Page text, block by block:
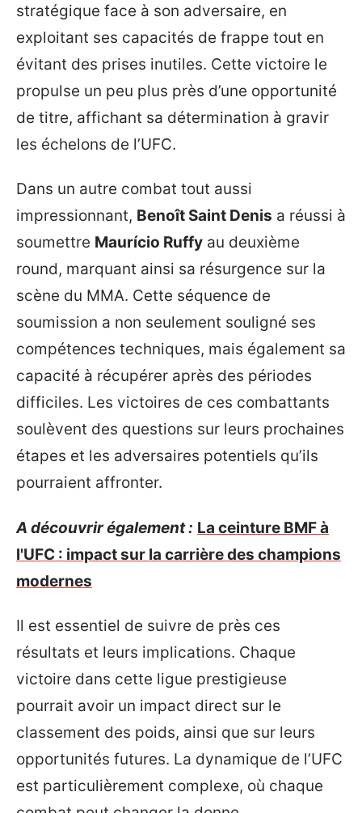
stratégique face à son adversaire, en
exploitant ses capacités de frappe tout en
évitant des prises inutiles. Cette victoire le
propulse un peu plus près d’une opportunité
de titre, affichant sa détermination à gravir
les échelons de l’UFC.
Dans un autre combat tout aussi
impressionnant, Benoît Saint Denis a réussi à
soumettre Maurício Ruffy au deuxième
round, marquant ainsi sa résurgence sur la
scène du MMA. Cette séquence de
soumission a non seulement souligné ses
compétences techniques, mais également sa
capacité à récupérer après des périodes
difficiles. Les victoires de ces combattants
soulèvent des questions sur leurs prochaines
étapes et les adversaires potentiels qu’ils
pourraient affronter.
A découvrir également : La ceinture BMF à
l'UFC : impact sur la carrière des champions
modernes
Il est essentiel de suivre de près ces
résultats et leurs implications. Chaque
victoire dans cette ligue prestigieuse
pourrait avoir un impact direct sur le
classement des poids, ainsi que sur leurs
opportunités futures. La dynamique de l’UFC
est particulièrement complexe, où chaque